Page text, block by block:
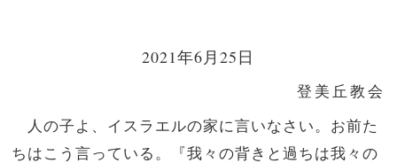
2021年6月25日
登美丘教会
人の子よ、イスラエルの家に言いなさい。お前た
ちはこう言っている。『我々の背きと過ちは我々の